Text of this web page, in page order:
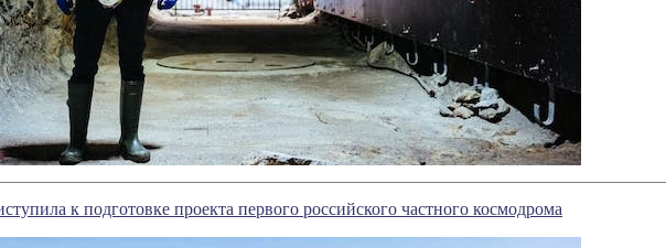
к подготовке проекта первого российского частного космодрома